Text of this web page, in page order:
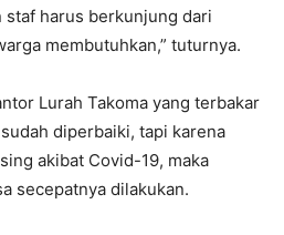
staf harus berkunjung dari
membutuhkan,” tuturnya.
Lurah Takoma yang terbakar
diperbaiki, tapi karena
akibat Covid-19, maka
secepatnya dilakukan.